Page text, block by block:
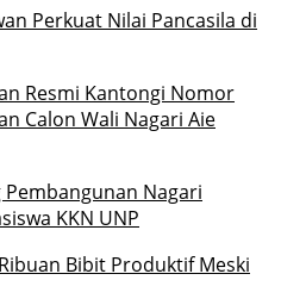
Perkuat Nilai Pancasila di
Resmi Kantongi Nomor
Calon Wali Nagari Aie
Nagari
KKN UNP
Bibit Produktif Meski